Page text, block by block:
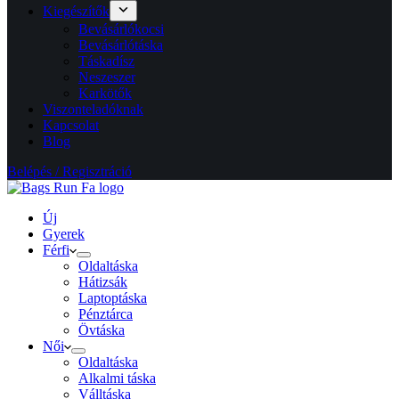
Kiegészítők
Bevásárlókocsi
Bevásárlótáska
Táskadísz
Neszeszer
Karkötők
Viszonteladóknak
Kapcsolat
Blog
Belépés / Regisztráció
Új
Gyerek
Férfi
Oldaltáska
Hátizsák
Laptoptáska
Pénztárca
Övtáska
Női
Oldaltáska
Alkalmi táska
Válltáska